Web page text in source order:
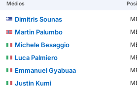
Médios
Dimitris Sounas
Martin Palumbo
Michele Besaggio
Luca Palmiero
Emmanuel Gyabuaa
Justin Kumi